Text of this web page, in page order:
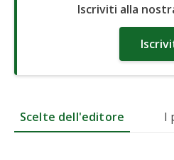
Iscriviti alla
Scelte dell'editore I